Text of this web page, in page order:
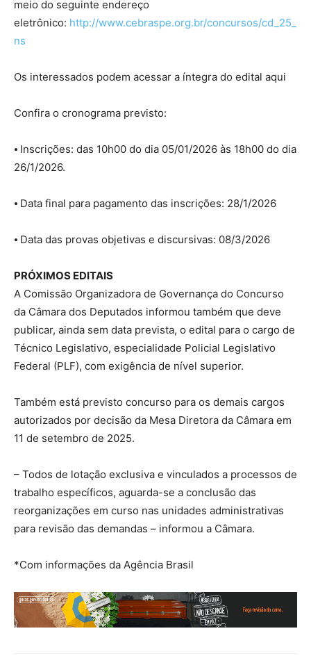
meio do seguinte endereço
eletrônico: http://www.cebraspe.org.br/concursos/cd_25_
ns
Os interessados podem acessar a íntegra do edital aqui
Confira o cronograma previsto:
⦁ Inscrições: das 10h00 do dia 05/01/2026 às 18h00 do dia
26/1/2026.
⦁ Data final para pagamento das inscrições: 28/1/2026
⦁ Data das provas objetivas e discursivas: 08/3/2026
PRÓXIMOS EDITAIS
A Comissão Organizadora de Governança do Concurso
da Câmara dos Deputados informou também que deve
publicar, ainda sem data prevista, o edital para o cargo de
Técnico Legislativo, especialidade Policial Legislativo
Federal (PLF), com exigência de nível superior.
Também está previsto concurso para os demais cargos
autorizados por decisão da Mesa Diretora da Câmara em
11 de setembro de 2025.
– Todos de lotação exclusiva e vinculados a processos de
trabalho específicos, aguarda-se a conclusão das
reorganizações em curso nas unidades administrativas
para revisão das demandas – informou a Câmara.
*Com informações da Agência Brasil